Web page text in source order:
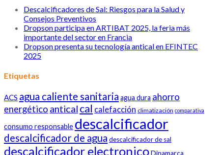
Descalcificadores de Sal: Riesgos para la Salud y
Consejos Preventivos
Dropson participa en ARTIBAT 2025, la feria más
importante del sector en Francia
Dropson presenta su tecnología antical en EFINTEC
2025
Etiquetas
ACS agua caliente sanitaria agua dura ahorro
energético antical cal calefacción climatización comparativa
consumo responsable descalcificador
descalcificador de agua descalcificador de sal
descalcificador electronicoDinamarca